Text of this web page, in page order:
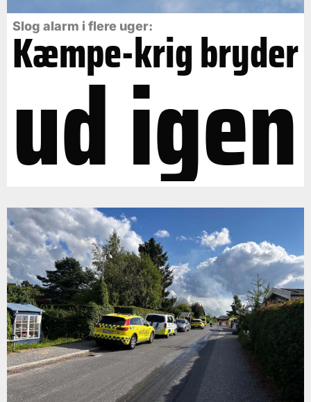
Slog alarm i flere uger:
Kæmpe-krig bryder
ud igen